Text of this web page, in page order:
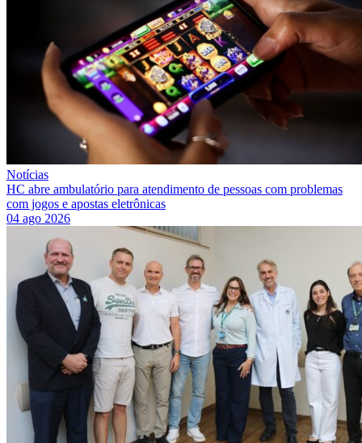
Notícias
HC abre ambulatório para atendimento de pessoas com problemas
com jogos e apostas eletrônicas
04 ago 2026